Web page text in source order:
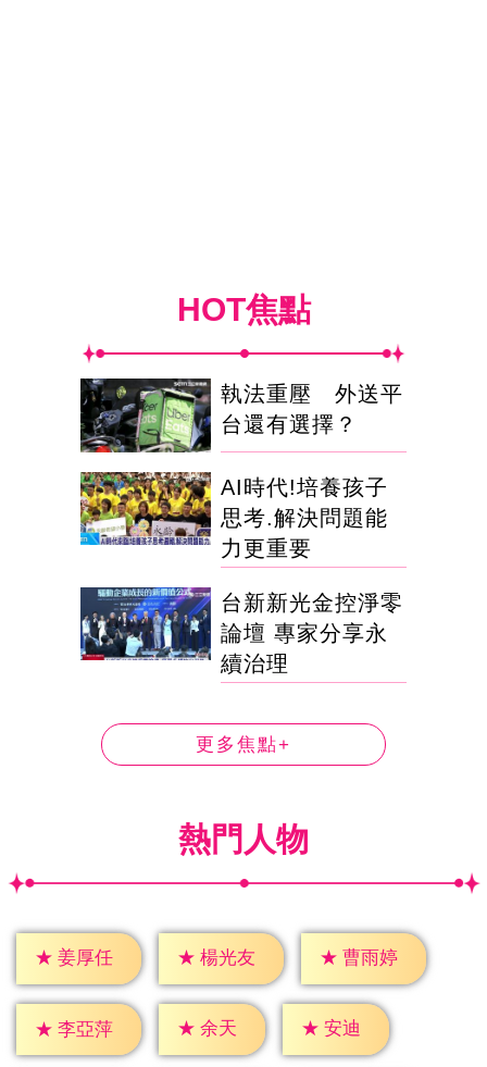
HOT焦點
執法重壓 外送平
台還有選擇？
AI時代!培養孩子
思考.解決問題能
力更重要
台新新光金控淨零
論壇 專家分享永
續治理
更多焦點+
熱門人物
★ 姜厚任 ★ 楊光友 ★ 曹雨婷
★ 李亞萍 ★ 余天 ★ 安迪